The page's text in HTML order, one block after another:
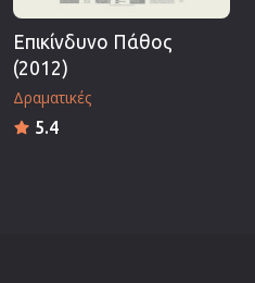
Επικίνδυνο Πάθος
(2012)
Δραματικές
5.4